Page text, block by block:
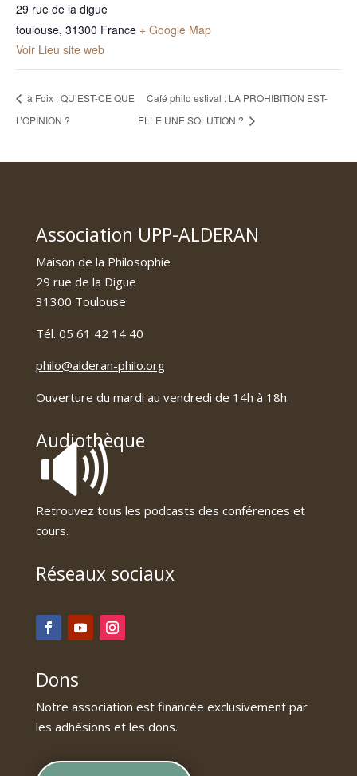
29 rue de la digue
toulouse, 31300 France + Google Map
Voir Lieu site web
à Foix : QU’EST-CE QUE
L’OPINION ?
Café philo estival : LA PROHIBITION EST-
ELLE UNE SOLUTION ?
Association UPP-ALDERAN
Maison de la Philosophie
29 rue de la Digue
31300 Toulouse
Tél. 05 61 42 14 40
philo@alderan-philo.org
Ouverture du mardi au vendredi de 14h à 18h.
Audiothèque
🔊
Retrouvez tous les podcasts des conférences et
cours.
Réseaux sociaux
Dons
Notre association est financée exclusivement par
les adhésions et les dons.